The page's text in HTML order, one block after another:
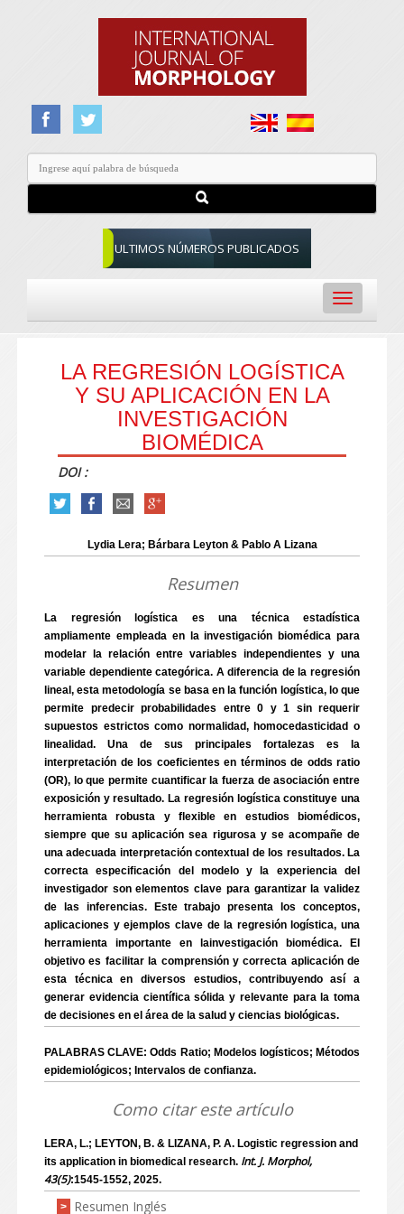
ULTIMOS NÚMEROS PUBLICADOS
Toggle
navigation
LA REGRESIÓN LOGÍSTICA
Y SU APLICACIÓN EN LA
INVESTIGACIÓN
BIOMÉDICA
DOI :
Lydia Lera; Bárbara Leyton & Pablo A Lizana
Resumen
La regresión logística es una técnica estadística
ampliamente empleada en la investigación biomédica para
modelar la relación entre variables independientes y una
variable dependiente categórica. A diferencia de la regresión
lineal, esta metodología se basa en la función logística, lo que
permite predecir probabilidades entre 0 y 1 sin requerir
supuestos estrictos como normalidad, homocedasticidad o
linealidad. Una de sus principales fortalezas es la
interpretación de los coeficientes en términos de odds ratio
(OR), lo que permite cuantificar la fuerza de asociación entre
exposición y resultado. La regresión logística constituye una
herramienta robusta y flexible en estudios biomédicos,
siempre que su aplicación sea rigurosa y se acompañe de
una adecuada interpretación contextual de los resultados. La
correcta especificación del modelo y la experiencia del
investigador son elementos clave para garantizar la validez
de las inferencias. Este trabajo presenta los conceptos,
aplicaciones y ejemplos clave de la regresión logística, una
herramienta importante en lainvestigación biomédica. El
objetivo es facilitar la comprensión y correcta aplicación de
esta técnica en diversos estudios, contribuyendo así a
generar evidencia científica sólida y relevante para la toma
de decisiones en el área de la salud y ciencias biológicas.
PALABRAS CLAVE: Odds Ratio; Modelos logísticos; Métodos
epidemiológicos; Intervalos de confianza.
Como citar este artículo
LERA, L.; LEYTON, B. & LIZANA, P. A. Logistic regression and
its application in biomedical research. Int. J. Morphol,
43(5):1545-1552, 2025.
> Resumen Inglés